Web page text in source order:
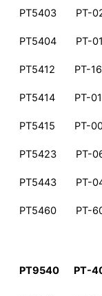
PT5403 PT-
PT5404 PT-
PT5412 PT-
PT5414 PT-
PT5415 PT-
PT5423 PT-
PT5443 PT-
PT5460 PT-
PT9540 PT-